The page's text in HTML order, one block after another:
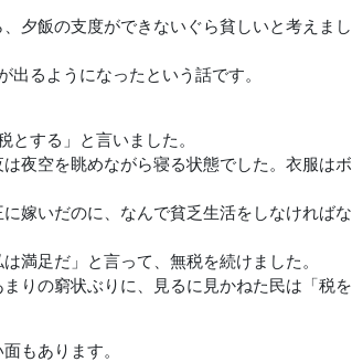
夕飯の支度ができないぐら貧しいと考えまし
るようになったという話です。
する」と言いました。
夜空を眺めながら寝る状態でした。衣服はボ
嫁いだのに、なんで貧乏生活をしなければな
満足だ」と言って、無税を続けました。
りの窮状ぶりに、見るに見かねた民は「税を
もあります。